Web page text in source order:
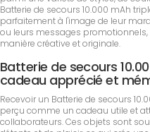
Batterie de secours 10.000 mAh
parfaitement à l'image de leur
ou leurs messages
manière créative et originale.
Batterie de secours
cadeau apprécié et
Recevoir un Batterie de secours
perçu comme un cadeau utile et
collaborateurs. Ces objets sont